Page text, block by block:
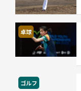
卓球
ゴルフ